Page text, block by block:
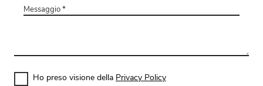
Ho preso visione della Privacy Policy